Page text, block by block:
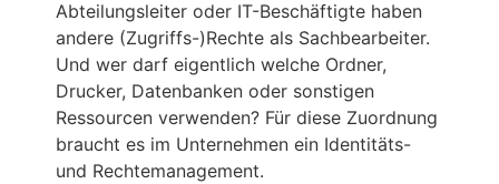
Abteilungsleiter oder IT-Beschäftigte haben
andere (Zugriffs-)Rechte als Sachbearbeiter.
Und wer darf eigentlich welche Ordner,
Drucker, Datenbanken oder sonstigen
Ressourcen verwenden? Für diese Zuordnung
braucht es im Unternehmen ein Identitäts-
und Rechtemanagement.